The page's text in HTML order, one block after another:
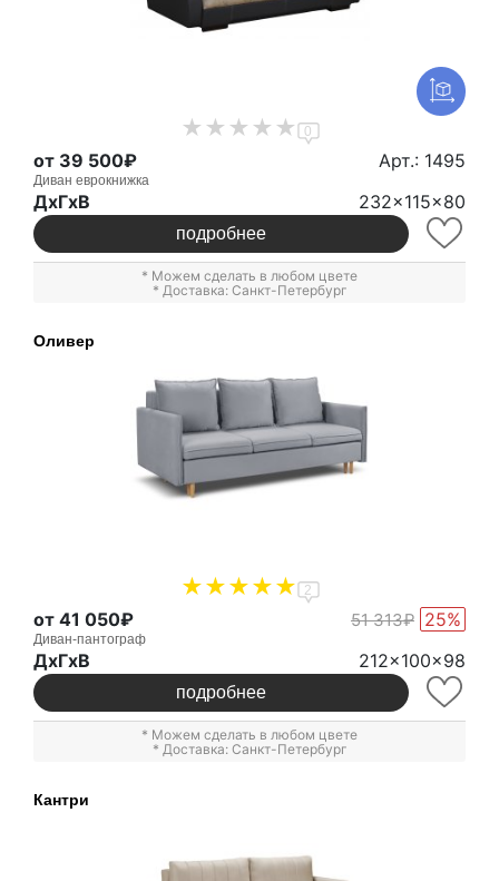
0
от 39 500₽ Арт.: 1495
Диван еврокнижка
ДxГxВ 232x115x80
подробнее
* Можем сделать в любом цвете
* Доставка: Санкт-Петербург
Оливер
2
от 41 050₽ 51 313₽ 25%
Диван-пантограф
ДxГxВ 212x100x98
подробнее
* Можем сделать в любом цвете
* Доставка: Санкт-Петербург
Кантри